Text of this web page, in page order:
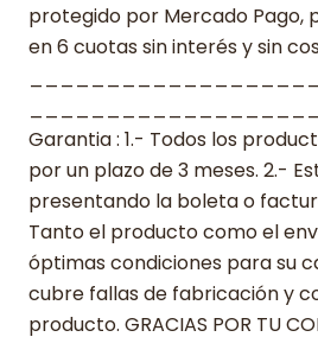
protegido por Mercado Pago,
en 6 cuotas sin interés y sin
Garantia : 1.- Todos los
por un plazo de 3 meses. 2.-
presentando la boleta o
Tanto el producto como el
óptimas condiciones para su
cubre fallas de fabricación y
producto. GRACIAS POR TU